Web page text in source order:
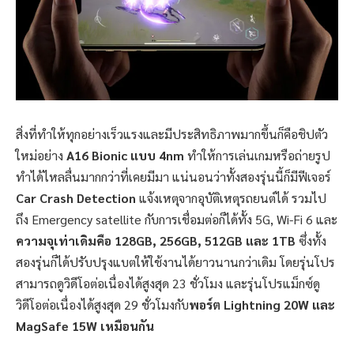
สิ่งที่ทำให้ทุกอย่างเร็วแรงและมีประสิทธิภาพมากขึ้นก็คือชิปตัว
ใหม่อย่าง A16 Bionic แบบ 4nm ทำให้การเล่นเกมหรือถ่ายรูป
ทำได้ไหลลื่นมากกว่าที่เคยมีมา แน่นอนว่าทั้งสองรุ่นนี้ก็มีฟีเจอร์
Car Crash Detection แจ้งเหตุจากอุบัติเหตุรถยนต์ได้ รวมไป
ถึง Emergency satellite กับการเชื่อมต่อก็ได้ทั้ง 5G, Wi-Fi 6 และ
ความจุเท่าเดิมคือ 128GB, 256GB, 512GB และ 1TB ซึ่งทั้ง
สองรุ่นก็ได้ปรับปรุงแบตให้ใช้งานได้ยาวนานกว่าเดิม โดยรุ่นโปร
สามารถดูวิดีโอต่อเนื่องได้สูงสุด 23 ชั่วโมง และรุ่นโปรแม็กซ์ดู
วิดีโอต่อเนื่องได้สูงสุด 29 ชั่วโมงกับพอร์ต Lightning 20W และ
MagSafe 15W เหมือนกัน